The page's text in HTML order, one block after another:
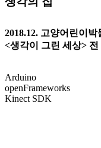
2018.12. 고양어린이박
<생각이 그린 세상> 전
Arduino
openFrameworks
Kinect SDK